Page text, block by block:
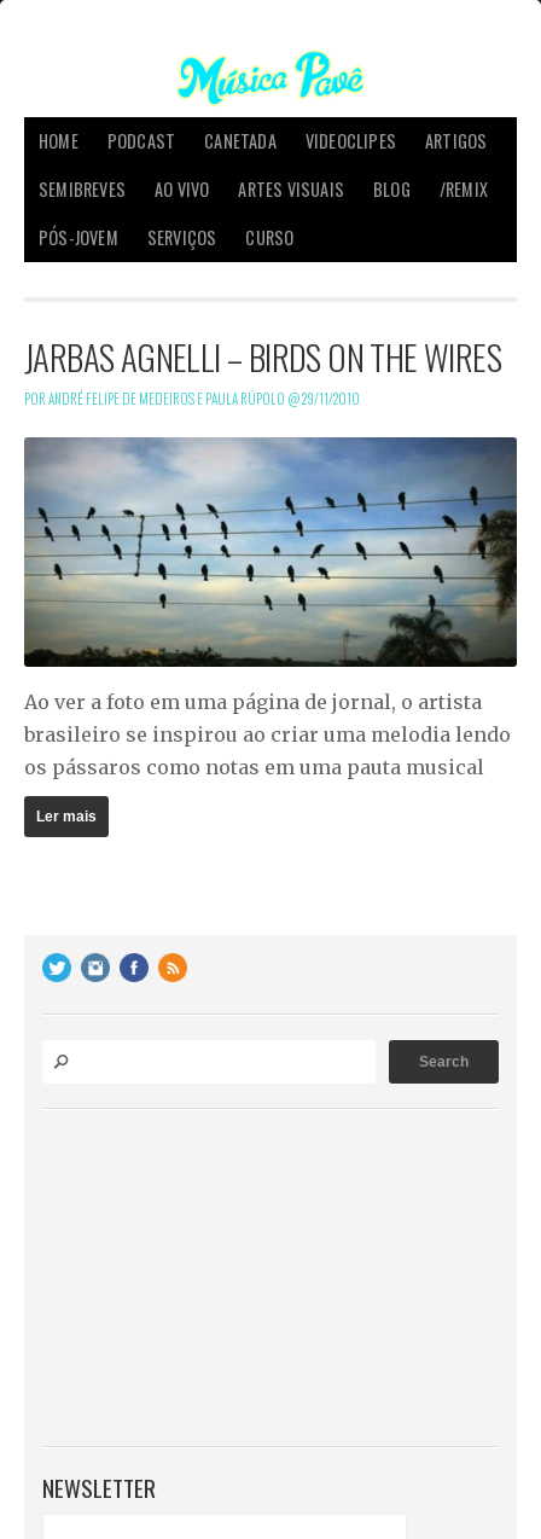
HOME PODCAST CANETADA VIDEOCLIPES
ARTIGOS
SEMIBREVES
AO VIVO ARTES VISUAIS BLOG
/REMIX
PÓS-JOVEM
SERVIÇOS CURSO
JARBAS AGNELLI – BIRDS ON THE WIRES
POR ANDRÉ FELIPE DE MEDEIROS E PAULA RÚPOLO @29/11/2010
Ao ver a foto em uma página de jornal, o artista
brasileiro se inspirou ao criar uma melodia lendo
os pássaros como notas em uma pauta musical
Ler mais
NEWSLETTER